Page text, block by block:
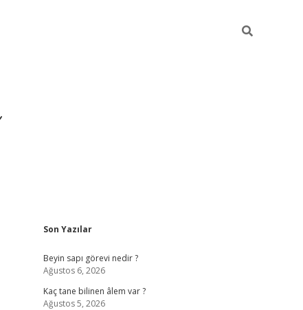
Sidebar
Son Yazılar
Beyin sapı görevi nedir ?
Ağustos 6, 2026
Kaç tane bilinen âlem var ?
Ağustos 5, 2026